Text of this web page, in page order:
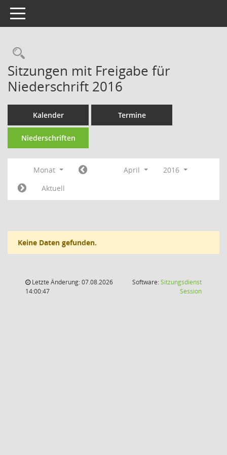
Toggle navigation
Rechercheauswahl
Sitzungen mit Freigabe für
Niederschrift 2016
Kalender Termine
Niederschriften
Monat April
2016
Aktuell
Keine Daten gefunden.
Letzte Änderung: 07.08.2026
14:00:47
Software:Sitzungsdienst
Session(Wird in